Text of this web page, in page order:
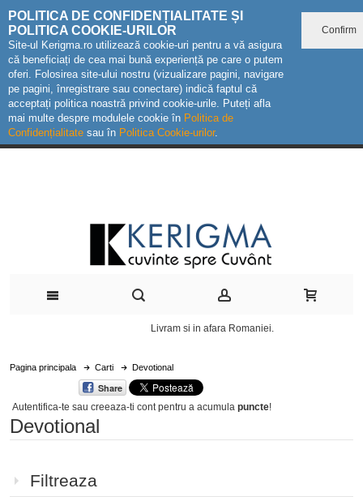
POLITICA DE CONFIDENȚIALITATE ȘI
POLITICA COOKIE-URILOR
Site-ul Kerigma.ro utilizează cookie-uri pentru a vă asigura
că beneficiați de cea mai bună experiență pe care o putem
oferi. Folosirea site-ului nostru (vizualizare pagini, navigare
pe pagini, înregistrare sau conectare) indică faptul că
acceptați politica noastră privind cookie-urile. Puteți afla
mai multe despre modulele cookie în Politica de
Confidențialitate sau în Politica Cookie-urilor.
Confirm
Livram si in afara Romaniei.
Pagina principala Carti Devotional
Share
Autentifica-te sau creeaza-ti contpentru a acumula puncte!
Devotional
Filtreaza